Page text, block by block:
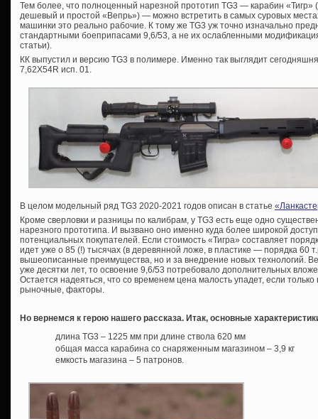
Тем более, что полноценный нарезной прототип TG3 — карабин «Тигр»
дешевый и простой «Вепрь») — можно встретить в самых суровых
машинки это реально рабочие. К тому же TG3 уж точно изначально
стандартными боеприпасами 9,6/53, а не их ослабленными
статьи).
КК выпустил и версию TG3 в полимере. Именно так выглядит
7,62Х54R исп. 01.
В целом модельный ряд TG3 2020-2021 годов описан в статье
Кроме сверловки и разницы по калибрам, у TG3 есть еще одно
нарезного прототипа. И вызвано оно именно куда более широкой
потенциальных покупателей. Если стоимость «Тигра» составляет
идет уже о 85 (!) тысячах (в деревянной ложе, в пластике — порядка 60
вышеописанные преимущества, но и за внедрение новых технологий.
уже десятки лет, то освоение 9,6/53 потребовало дополнительных
Остается надеяться, что со временем цена малость упадет, если
рыночные, факторы.
Но вернемся к герою нашего рассказа. Итак, основные
длина TG3 – 1225 мм при длине ствола 620 мм
общая масса карабина со снаряженным магазином – 3,9 кг
емкость магазина – 5 патронов.